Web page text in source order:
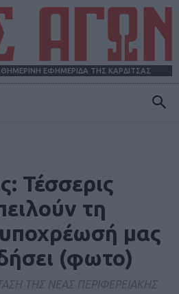
ΕΦΗΜΕΡΙΔΑ ΤΗΣ ΚΑΡΔΙΤΣΑΣ
Τέσσερις
τη
μας
(φωτο)
ΤΗΣ ΝΕΑΣ ΠΕΡΙΦΕΡΕΙΑΚΗΣ